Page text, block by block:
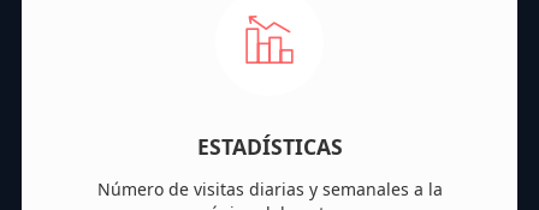
ESTADÍSTICAS
Número de visitas diarias y semanales a la